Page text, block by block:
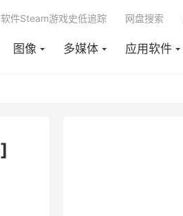
图像 多媒体 应用软件
件Steam游戏史低追踪 网盘搜索